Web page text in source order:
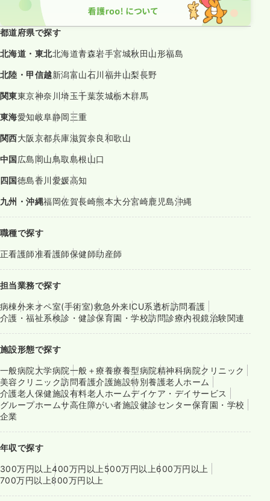
都道府県で探す
北海道・東北北海道青森岩手宮城秋田山形福島
北陸・甲信越新潟富山石川福井山梨長野
関東東京神奈川埼玉千葉茨城栃木群馬
東海愛知岐阜静岡三重
関西大阪京都兵庫滋賀奈良和歌山
中国広島岡山鳥取島根山口
四国徳島香川愛媛高知
九州・沖縄福岡佐賀長崎熊本大分宮崎鹿児島沖縄
職種で探す
正看護師准看護師保健師助産師
担当業務で探す
病棟外来オペ室(手術室)救急外来ICU系透析訪問看護
介護・福祉系検診・健診保育園・学校訪問診療内視鏡治験関連
施設形態で探す
一般病院大学病院一般＋療養療養型病院精神科病院クリニック
美容クリニック訪問看護介護施設特別養護老人ホーム
介護老人保健施設有料老人ホームデイケア・デイサービス
グループホームサ高住障がい者施設健診センター保育園・学校
企業
年収で探す
300万円以上400万円以上 500万円以上600万円以上
700万円以上800万円以上